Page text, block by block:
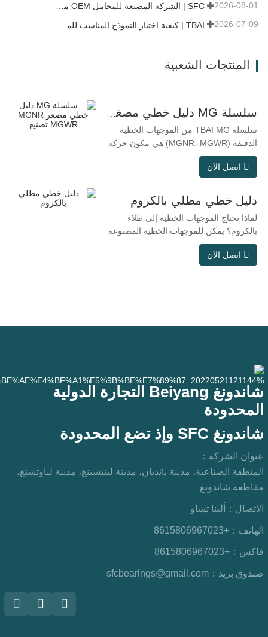
SFC | الشركة المصنعة للمحامل OEM مقابل شركة التجارة 2026-08-01
2026-07-09
المنتجات الشعبية
سلسلة MG دليل خطي مصغر MGNR MGWR تصنيع
سلسلة TBAI MG من الموجهات الخطية
الدقيقة (MGNR، MGWR) هي مكون حركة
خطية عالي الأداء مصمم خصيصًا للمعدات
الصغيرة الدقيقة. تتميز ببنية مدمجة، وتشغيل
ومناسب للمعدات الدقيقة التي تتطلب
مساحة تركيب عالية؛ بينما تعتمد MGWR
تصميم سكة
اتصل الآن
دليل خطي مطلي بالكروم
لماذا تحتاج الموجهات الخطية إلى طلاء
بالكروم؟ يمكن للموجهات الخطية المصنوعة
من الفولاذ العادي تلبية الاحتياجات التشغيلية
الأساسية في البيئات الجافة الداخلية
اتصل الآن
شاندونغ Beiyang التجارة الدولية
المحدودة
شاندونغ SFC وإذ تضع المحدودة
عنوان الشركة：
المنطقة الصناعية، مدينة يانديان، مدينة لينتشينغ، مدينة لياوتشنغ،
مقاطعة شاندونغ
الاتصال： ألينا تشاو
الهاتف： +8615806967023
فاكس： +8615806967023
صندوق بريد： sfcbearings@gmail.com